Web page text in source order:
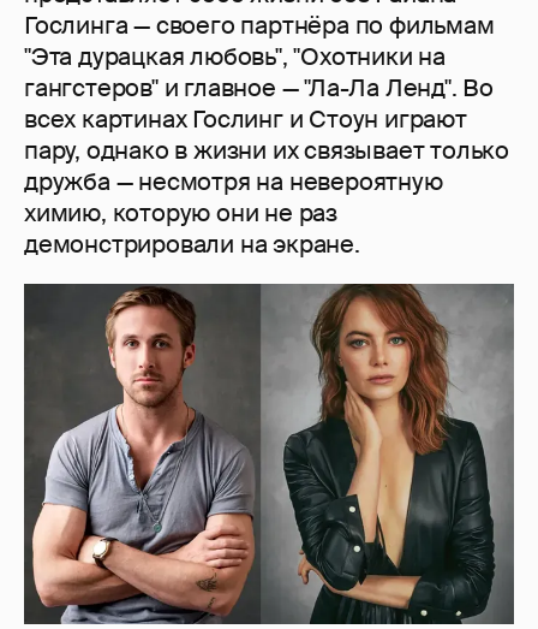
Гослинга — своего партнёра по фильмам
"Эта дурацкая любовь", "Охотники на
гангстеров" и главное — "Ла-Ла Ленд". Во
всех картинах Гослинг и Стоун играют
пару, однако в жизни их связывает только
дружба — несмотря на невероятную
химию, которую они не раз
демонстрировали на экране.